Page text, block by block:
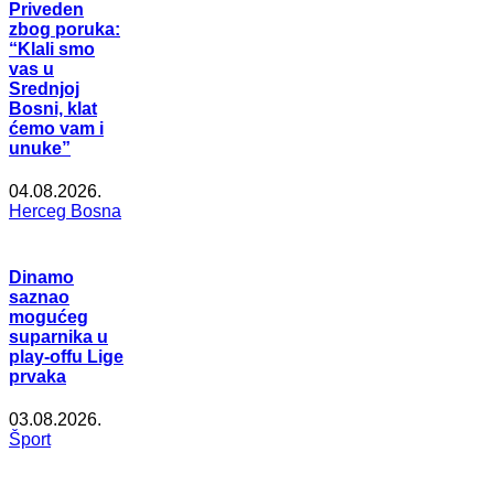
Priveden
zbog poruka:
“Klali smo
vas u
Srednjoj
Bosni, klat
ćemo vam i
unuke”
04.08.2026.
Herceg Bosna
Dinamo
saznao
mogućeg
suparnika u
play-offu Lige
prvaka
03.08.2026.
Šport